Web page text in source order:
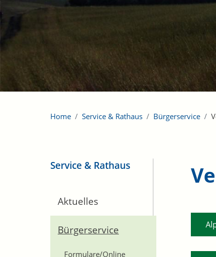
Home Service & Rathaus Bürgerservice
Service & Rathaus
Aktuelles
Bürgerservice
Formulare/Online